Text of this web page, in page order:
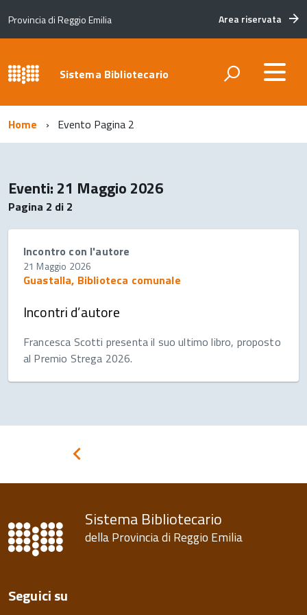
Provincia di Reggio Emilia Area riservata
Sistema Bibliotecario
Home Evento Pagina 2
Eventi: 21 Maggio 2026
Pagina 2 di 2
Incontro con l'autore
21 Maggio 2026
Guastalla, Biblioteca comunale
Incontri d’autore
Francesca Scotti presenta il suo ultimo libro, proposto
al Premio Strega 2026.
Sistema Bibliotecario
della Provincia di Reggio Emilia
Seguici su